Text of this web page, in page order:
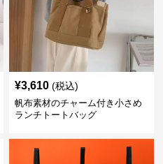
¥3,610 (税込)
帆布素材のチャーム付き小さめ
ランチトートバッグ